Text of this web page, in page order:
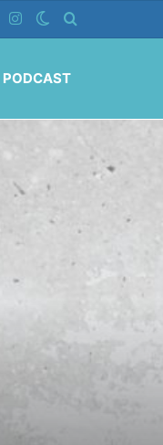
InstagramSwitch skin
PODCAST